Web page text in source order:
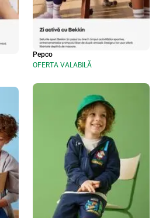
Pepco
OFERTA VALABILĂ